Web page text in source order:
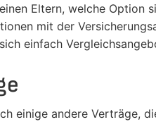
Eltern, welche Option
mit der
einfach
einige andere Verträge,